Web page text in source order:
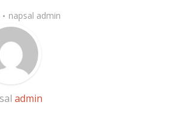
napsal admin
admin